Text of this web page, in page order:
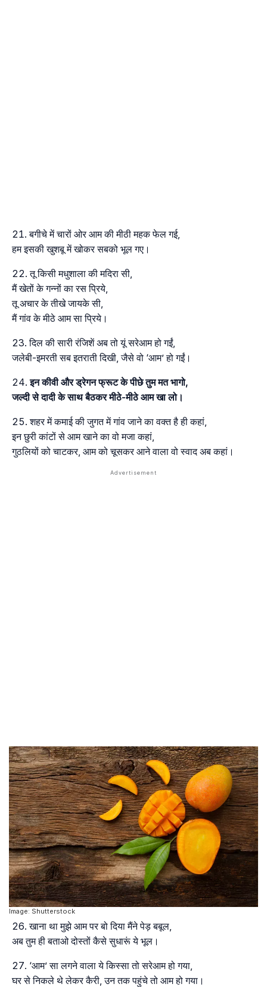
बगीचे में चारों ओर आम की मीठी महक फेल गई,
हम इसकी खुशबू में खोकर सबको भूल गए।
तू किसी मधुशाला की मदिरा सी,
मैं खेतों के गन्नों का रस प्रिये,
तू अचार के तीखे जायके सी,
मैं गांव के मीठे आम सा प्रिये।
दिल की सारी रंजिशें अब तो यूं सरेआम हो गईं,
जलेबी-इमरती सब इतराती दिखी, जैसे वो ‘आम’ हो गईं।
इन कीवी और ड्रेगन फ्रूट के पीछे तुम मत भागो,
जल्दी से दादी के साथ बैठकर मीठे-मीठे आम खा लो।
शहर में कमाई की जुगत में गांव जाने का वक्त है ही कहां,
इन छुरी कांटों से आम खाने का वो मजा कहां,
गुठलियों को चाटकर, आम को चूसकर आने वाला वो स्वाद अब कहां।
Image: Shutterstock
खाना था मुझे आम पर बो दिया मैंने पेड़ बबूल,
अब तुम ही बताओ दोस्तों कैसे सुधारूं ये भूल।
‘आम’ सा लगने वाला ये किस्सा तो सरेआम हो गया,
घर से निकले थे लेकर कैरी, उन तक पहुंचे तो आम हो गया।